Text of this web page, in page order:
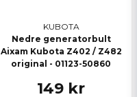
KUBOTA
Nedre generatorbult
Aixam Kubota Z402 / Z482
original - 01123-50860
149 kr